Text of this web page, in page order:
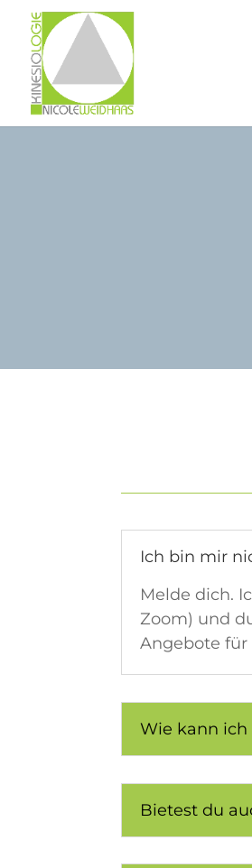
Ich bin mir
Melde dich.
Zoom) und
Angebote für
Wie kann
Bietest du